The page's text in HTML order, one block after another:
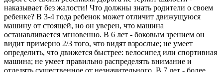
наказывает без жалости! Что должны знать родители о своем
ребенке? В 3-4 года ребенок может отличит движущуюся
машину от стоящей, но он уверен, что машина
останавливается мгновенно. В 6 лет - боковым зрением он
видит примерно 2/3 того, что видят взрослые; не умеет
определить, что движется быстрее: велосипед или спортивная
машина; не умеет правильно распределять внимание и
отделять существенное от незначительного. В 7 лет - более